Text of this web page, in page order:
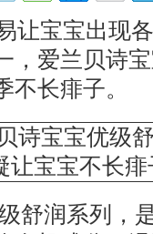
让宝宝出现
，爱兰贝诗
长痱子。
舒润系列，